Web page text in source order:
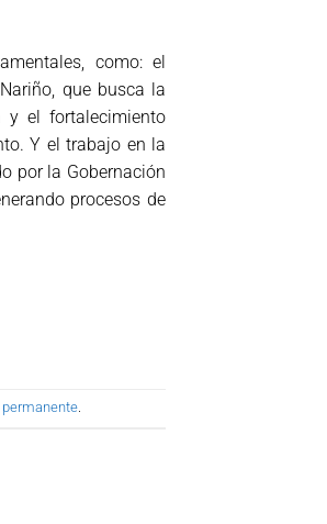
como: el
que busca la
y el fortalecimiento
Y el trabajo en la
por la Gobernación
procesos de
permanente.